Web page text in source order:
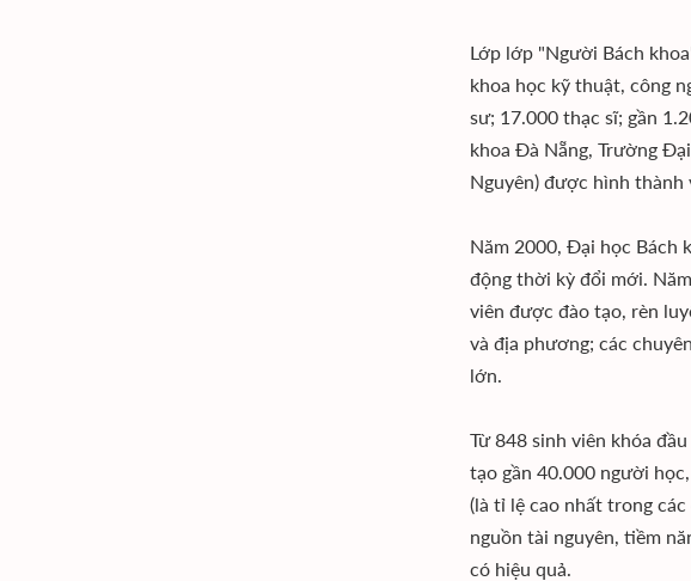
Lớp lớp "Người Bách
khoa học kỹ thuật, công
sư; 17.000 thạc sĩ; gần
khoa Ðà Nẵng, Trường
Nguyên) được hình thành
Năm 2000, Ðại học Bách
động thời kỳ đổi mới.
viên được đào tạo, rèn
và địa phương; các
lớn.
Từ 848 sinh viên khóa
tạo gần 40.000 người
(là tỉ lệ cao nhất trong
nguồn tài nguyên, tiềm
có hiệu quả.